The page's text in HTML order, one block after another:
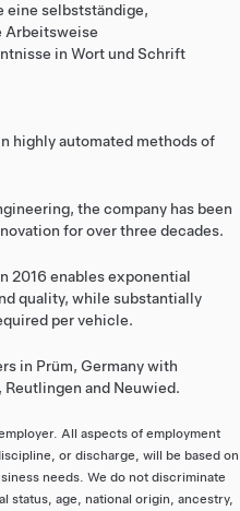
eine selbstständige,
Arbeitsweise
in Wort und Schrift
highly automated methods of
the company has been
for over three decades.
2016 enables exponential
quality, while substantially
per vehicle.
in Prüm, Germany with
and Neuwied.
All aspects of employment
or discharge, will be based on
needs. We do not discriminate
status, age, national origin, ancestry,